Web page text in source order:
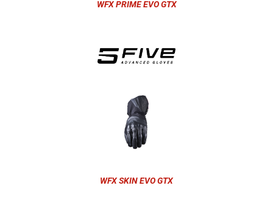
WFX PRIME EVO GTX
WFX SKIN EVO GTX